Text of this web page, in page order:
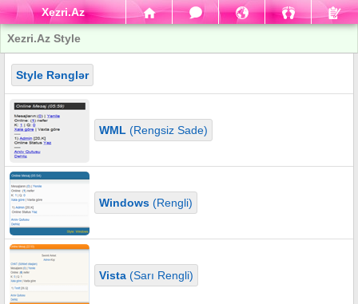
Xezri.Az
Xezri.Az Style
Style Rənglər
WML (Rengsiz Sade)
Windows(Rengli)
Vista(Sarı Rengli)